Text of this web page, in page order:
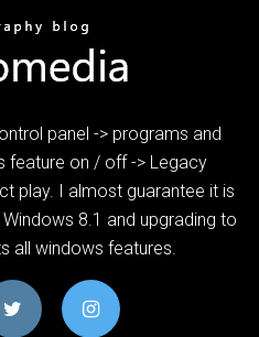
panel -> programs and
feature on / off -> Legacy
play. I almost guarantee it is
8.1 and upgrading to
all windows features.